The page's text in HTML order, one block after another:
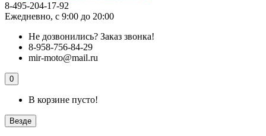
8-495-204-17-92
Ежедневно, с 9:00 до 20:00
Не дозвонились? Заказ звонка!
8-958-756-84-29
mir-moto@mail.ru
0
В корзине пусто!
Везде